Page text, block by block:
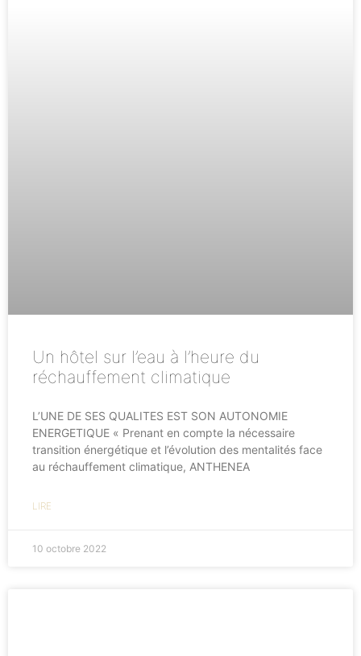
Un hôtel sur l’eau à l’heure du
réchauffement climatique
L’UNE DE SES QUALITES EST SON AUTONOMIE
ENERGETIQUE « Prenant en compte la nécessaire
transition énergétique et l’évolution des mentalités face
au réchauffement climatique, ANTHENEA
LIRE
10 octobre 2022